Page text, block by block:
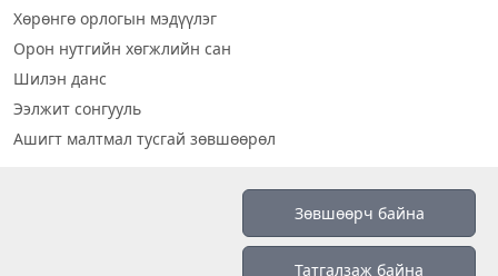
Хөрөнгө орлогын мэдүүлэг
Орон нутгийн хөгжлийн сан
Шилэн данс
Ээлжит сонгууль
Ашигт малтмал тусгай зөвшөөрөл
Зөвшөөрч байна
Татгалзаж байна